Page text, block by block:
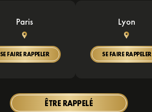
Paris
SE FAIRE RAPPELER
Lyon
SE FAIRE RAPPELER
ÊTRE RAPPELÉ